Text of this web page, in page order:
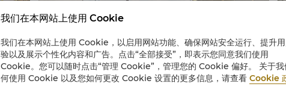
我们在本网站上使用 Cookie
我们在本网站上使用 Cookie，以启用网站功能、确保网站安全运行、提升
验以及展示个性化内容和广告。点击“全部接受”，即表示您同意我们使用
Cookie。您可以随时点击“管理 Cookie”，管理您的 Cookie 偏好。 关于我
何使用 Cookie 以及您如何更改 Cookie 设置的更多信息，请查看 Cookie